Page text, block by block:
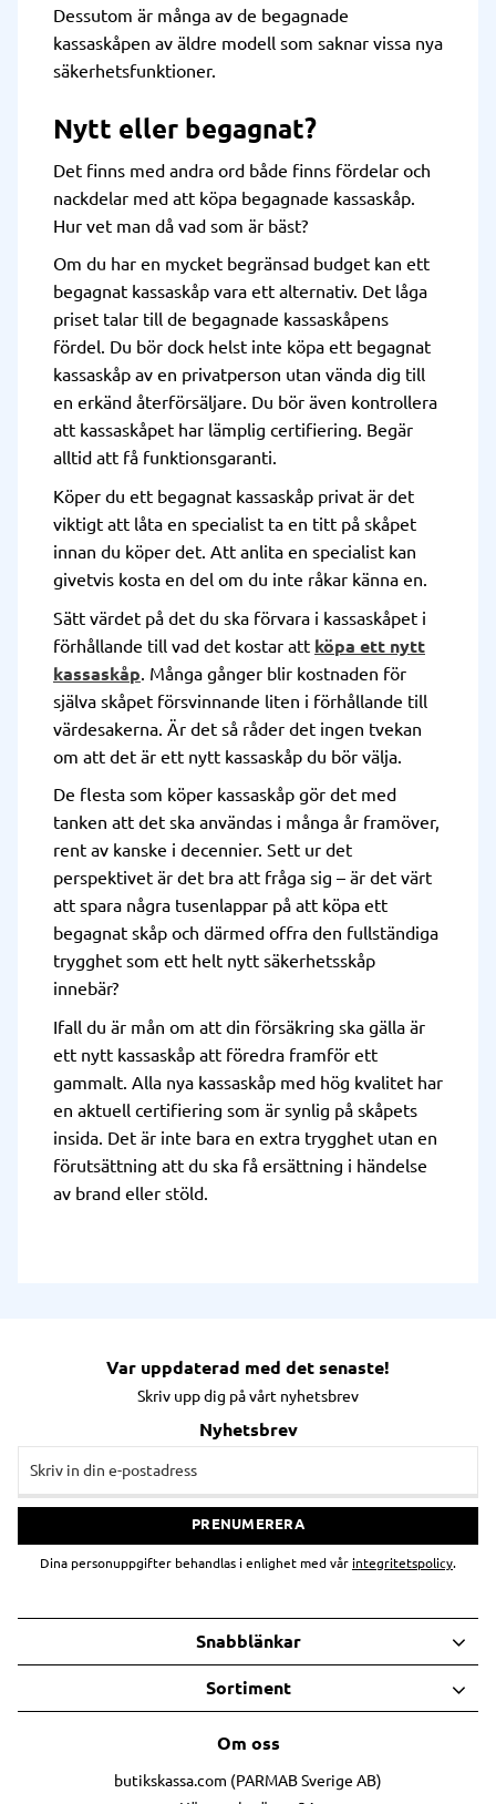
Dessutom är många av de begagnade
kassaskåpen av äldre modell som saknar vissa nya
säkerhetsfunktioner.
Nytt eller begagnat?
Det finns med andra ord både finns fördelar och
nackdelar med att köpa begagnade kassaskåp.
Hur vet man då vad som är bäst?
Om du har en mycket begränsad budget kan ett
begagnat kassaskåp vara ett alternativ. Det låga
priset talar till de begagnade kassaskåpens
fördel. Du bör dock helst inte köpa ett begagnat
kassaskåp av en privatperson utan vända dig till
en erkänd återförsäljare. Du bör även kontrollera
att kassaskåpet har lämplig certifiering. Begär
alltid att få funktionsgaranti.
Köper du ett begagnat kassaskåp privat är det
viktigt att låta en specialist ta en titt på skåpet
innan du köper det. Att anlita en specialist kan
givetvis kosta en del om du inte råkar känna en.
Sätt värdet på det du ska förvara i kassaskåpet i
förhållande till vad det kostar att köpa ett nytt
kassaskåp. Många gånger blir kostnaden för
själva skåpet försvinnande liten i förhållande till
värdesakerna. Är det så råder det ingen tvekan
om att det är ett nytt kassaskåp du bör välja.
De flesta som köper kassaskåp gör det med
tanken att det ska användas i många år framöver,
rent av kanske i decennier. Sett ur det
perspektivet är det bra att fråga sig – är det värt
att spara några tusenlappar på att köpa ett
begagnat skåp och därmed offra den fullständiga
trygghet som ett helt nytt säkerhetsskåp
innebär?
Ifall du är mån om att din försäkring ska gälla är
ett nytt kassaskåp att föredra framför ett
gammalt. Alla nya kassaskåp med hög kvalitet har
en aktuell certifiering som är synlig på skåpets
insida. Det är inte bara en extra trygghet utan en
förutsättning att du ska få ersättning i händelse
av brand eller stöld.
Var uppdaterad med det senaste!
Skriv upp dig på vårt nyhetsbrev
Nyhetsbrev
PRENUMERERA
Dina personuppgifter behandlas i enlighet med vår integritetspolicy.
Om oss
butikskassa.com (PARMAB Sverige AB)
Snabblänkar
Sortiment